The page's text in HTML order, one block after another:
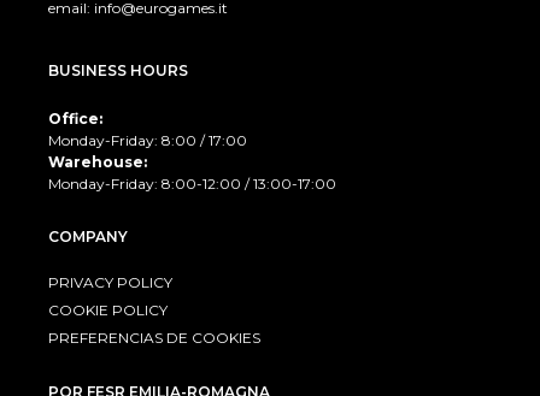
email: info@eurogames.it
BUSINESS HOURS
Office:
Monday-Friday: 8:00 / 17:00
Warehouse:
Monday-Friday: 8:00-12:00 / 13:00-17:00
COMPANY
PRIVACY POLICY
COOKIE POLICY
PREFERENCIAS DE COOKIES
POR FESR EMILIA-ROMAGNA